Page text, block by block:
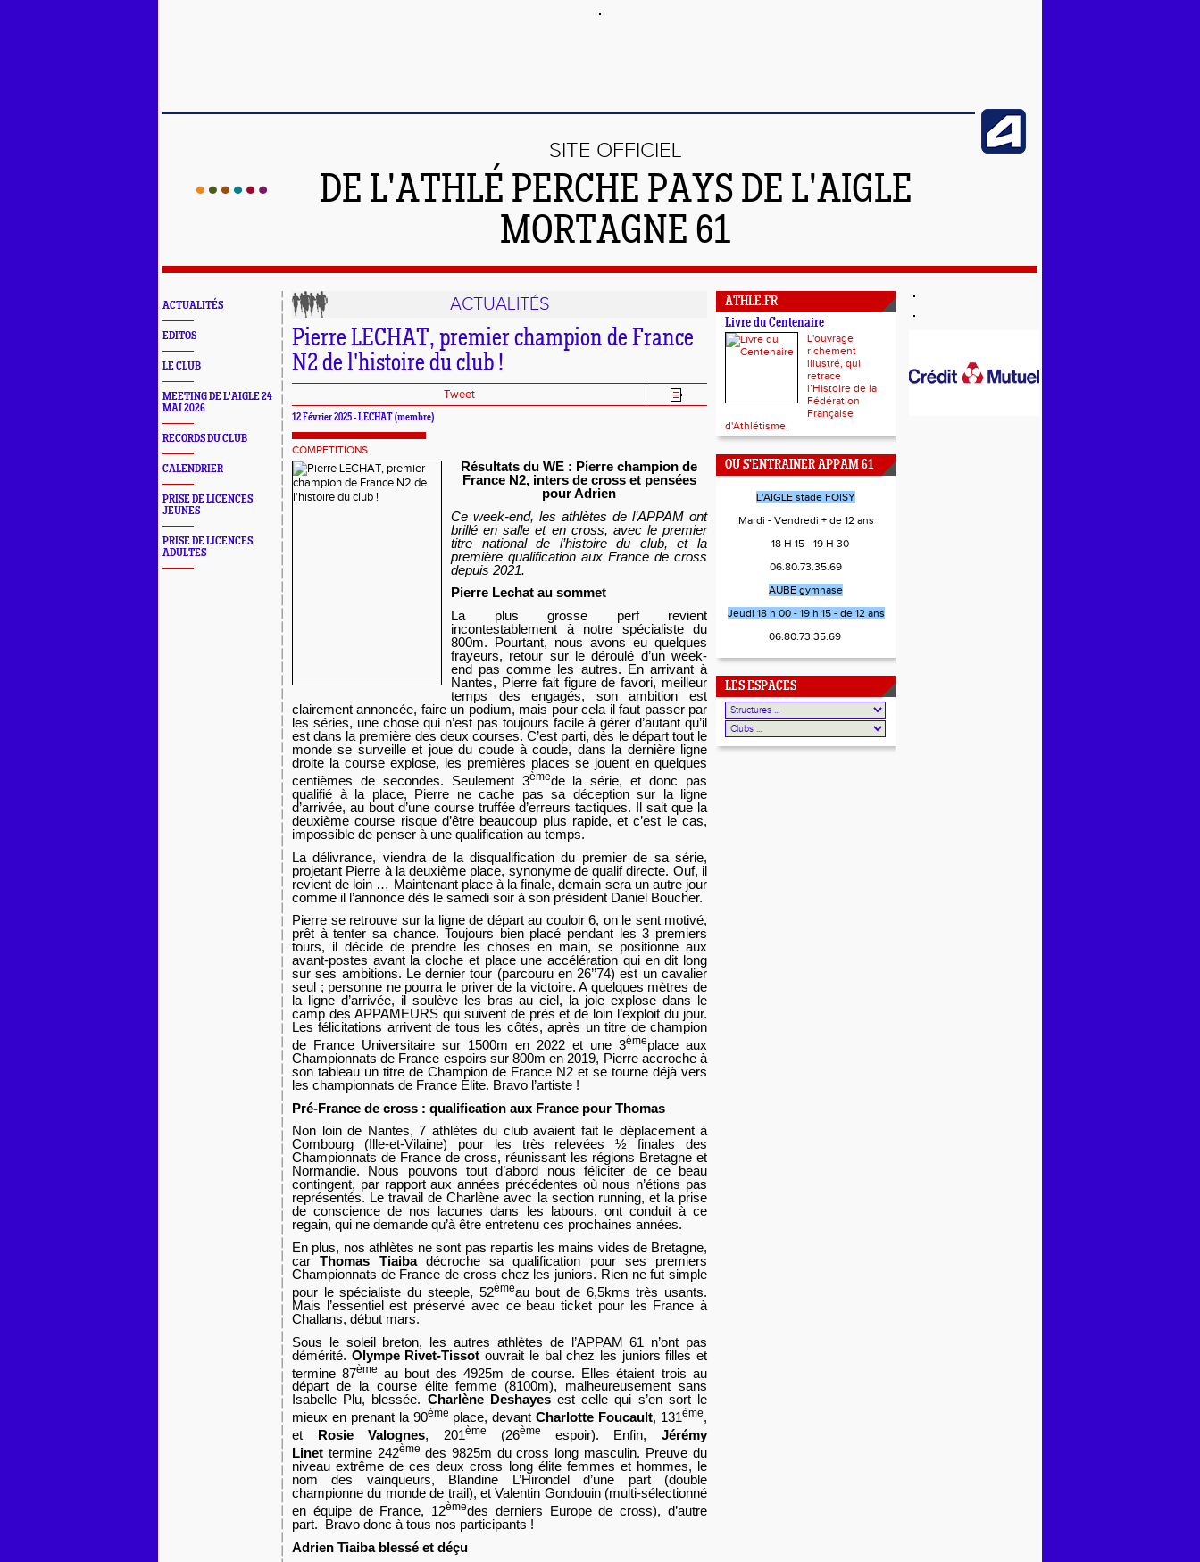
SITE OFFICIEL
DE L'ATHLÉ PERCHE PAYS DE L'AIGLE
MORTAGNE 61
ACTUALITÉS
EDITOS
LE CLUB
MEETING DE L'AIGLE 24
MAI 2026
RECORDS DU CLUB
CALENDRIER
PRISE DE LICENCES
JEUNES
PRISE DE LICENCES
ADULTES
ACTUALITÉS
Pierre LECHAT, premier champion de France
N2 de l'histoire du club !
Tweet
12 Février 2025 - LECHAT (membre)
COMPETITIONS
Résultats du WE : Pierre champion de
France N2, inters de cross et pensées
pour Adrien
Ce week-end, les athlètes de l’APPAM ont
brillé en salle et en cross, avec le premier
titre national de l’histoire du club, et la
première qualification aux France de cross
depuis 2021.
Pierre Lechat au sommet
La plus grosse perf revient
incontestablement à notre spécialiste du
800m. Pourtant, nous avons eu quelques
frayeurs, retour sur le déroulé d’un week-
end pas comme les autres. En arrivant à
Nantes, Pierre fait figure de favori, meilleur
temps des engagés, son ambition est
clairement annoncée, faire un podium, mais pour cela il faut passer par
les séries, une chose qui n’est pas toujours facile à gérer d’autant qu’il
est dans la première des deux courses. C’est parti, dès le départ tout le
monde se surveille et joue du coude à coude, dans la dernière ligne
droite la course explose, les premières places se jouent en quelques
centièmes de secondes. Seulement 3èmede la série, et donc pas
qualifié à la place, Pierre ne cache pas sa déception sur la ligne
d’arrivée, au bout d’une course truffée d’erreurs tactiques. Il sait que la
deuxième course risque d’être beaucoup plus rapide, et c’est le cas,
impossible de penser à une qualification au temps.
La délivrance, viendra de la disqualification du premier de sa série,
projetant Pierre à la deuxième place, synonyme de qualif directe. Ouf, il
revient de loin … Maintenant place à la finale, demain sera un autre jour
comme il l’annonce dès le samedi soir à son président Daniel Boucher.
Pierre se retrouve sur la ligne de départ au couloir 6, on le sent motivé,
prêt à tenter sa chance. Toujours bien placé pendant les 3 premiers
tours, il décide de prendre les choses en main, se positionne aux
avant-postes avant la cloche et place une accélération qui en dit long
sur ses ambitions. Le dernier tour (parcouru en 26’’74) est un cavalier
seul ; personne ne pourra le priver de la victoire. A quelques mètres de
la ligne d’arrivée, il soulève les bras au ciel, la joie explose dans le
camp des APPAMEURS qui suivent de près et de loin l’exploit du jour.
Les félicitations arrivent de tous les côtés, après un titre de champion
de France Universitaire sur 1500m en 2022 et une 3èmeplace aux
Championnats de France espoirs sur 800m en 2019, Pierre accroche à
son tableau un titre de Champion de France N2 et se tourne déjà vers
les championnats de France Elite. Bravo l’artiste !
Pré-France de cross : qualification aux France pour Thomas
Non loin de Nantes, 7 athlètes du club avaient fait le déplacement à
Combourg (Ille-et-Vilaine) pour les très relevées ½ finales des
Championnats de France de cross, réunissant les régions Bretagne et
Normandie. Nous pouvons tout d’abord nous féliciter de ce beau
contingent, par rapport aux années précédentes où nous n’étions pas
représentés. Le travail de Charlène avec la section running, et la prise
de conscience de nos lacunes dans les labours, ont conduit à ce
regain, qui ne demande qu’à être entretenu ces prochaines années.
En plus, nos athlètes ne sont pas repartis les mains vides de Bretagne,
carThomas Tiaiba décroche sa qualification pour ses premiers
Championnats de France de cross chez les juniors. Rien ne fut simple
pour le spécialiste du steeple, 52èmeau bout de 6,5kms très usants.
Mais l’essentiel est préservé avec ce beau ticket pour les France à
Challans, début mars.
Sous le soleil breton, les autres athlètes de l’APPAM 61 n’ont pas
démérité. Olympe Rivet-Tissotouvrait le bal chez les juniors filles et
termine 87ème au bout des 4925m de course. Elles étaient trois au
départ de la course élite femme (8100m), malheureusement sans
Isabelle Plu, blessée. Charlène Deshayesest celle qui s’en sort le
mieux en prenant la 90ème place, devant Charlotte Foucault, 131ème,
et
Rosie Valognes, 201ème (26ème espoir). Enfin,Jérémy
Linet termine 242ème des 9825m du cross long masculin. Preuve du
niveau extrême de ces deux cross long élite femmes et hommes, le
nom des vainqueurs, Blandine L’Hirondel d’une part (double
championne du monde de trail), et Valentin Gondouin (multi-sélectionné
en équipe de France, 12èmedes derniers Europe de cross), d’autre
part. Bravo donc à tous nos participants !
Adrien Tiaiba blessé et déçu
ATHLE.FR
Livre du Centenaire
L'ouvrage
richement
illustré, qui
retrace
l’Histoire de la
Fédération
Française
d'Athlétisme.
OU S'ENTRAINER APPAM 61
L'AIGLE stade FOISY
Mardi - Vendredi + de 12 ans
18 H 15 - 19 H 30
06.80.73.35.69
AUBE gymnase
Jeudi 18 h 00 - 19 h 15 - de 12 ans
06.80.73.35.69
LES ESPACES